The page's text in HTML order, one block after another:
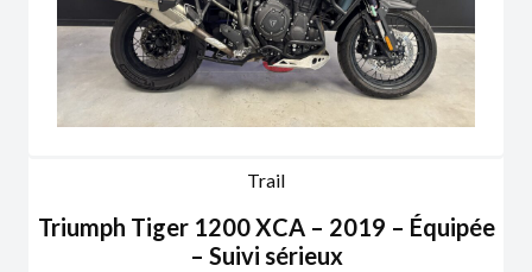
Trail
Triumph Tiger 1200 XCA – 2019 – Équipée
– Suivi sérieux